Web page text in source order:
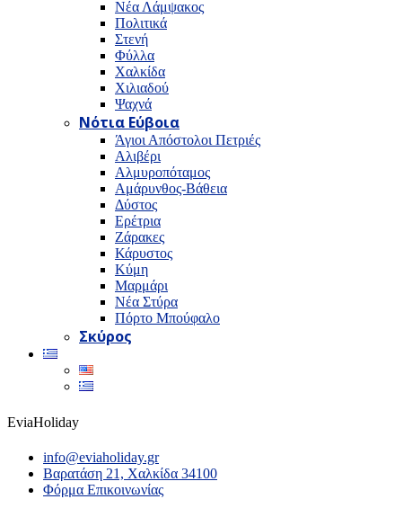
Νέα Λάμψακος
Πολιτικά
Στενή
Φύλλα
Χαλκίδα
Χιλιαδού
Ψαχνά
Νότια Εύβοια
Άγιοι Απόστολοι Πετριές
Αλιβέρι
Αλμυροπόταμος
Αμάρυνθος-Βάθεια
Δύστος
Ερέτρια
Ζάρακες
Κάρυστος
Κύμη
Μαρμάρι
Νέα Στύρα
Πόρτο Μπούφαλο
Σκύρος
EviaHoliday
info@eviaholiday.gr
Βαρατάση 21, Χαλκίδα 34100
Φόρμα Επικοινωνίας